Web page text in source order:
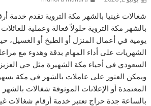
شغالات غينيا بالشهر مكة التروية تقدم خدمة
بالشهر مكة التروية حلولاً فعالة وعملية
يومية في أعمال المنزل أو الطبخ أو الغسيل،
الشهريات على أداء المهام بدقة وهدوء مع
السعودي في أحياء مكة الشهيرة مثل حي
ويمكن العثور على عاملات بالشهر في مكة
المعتمدة أو الإعلانات الموثوقة شغالات
بالساعة جدة حراج تعتبر خدمة أرقام شغالات